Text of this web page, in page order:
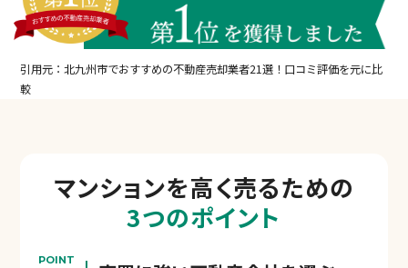
引用元：北九州市でおすすめの不動産売却業者21選！口コミ評価を元に比
較
マンションを高く売るための
3つのポイント
POINT